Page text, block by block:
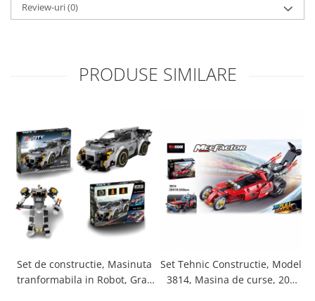
Review-uri(0)
PRODUSE SIMILARE
Set de constructie, Masinuta
tranformabila in Robot, Gray
Set Tehnic Constructie, Model
3814, Masina de curse, 204